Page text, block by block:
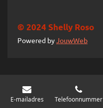
© 2024 Shelly Roso
Powered byJouwWeb
E-mailadres Telefoonnummer